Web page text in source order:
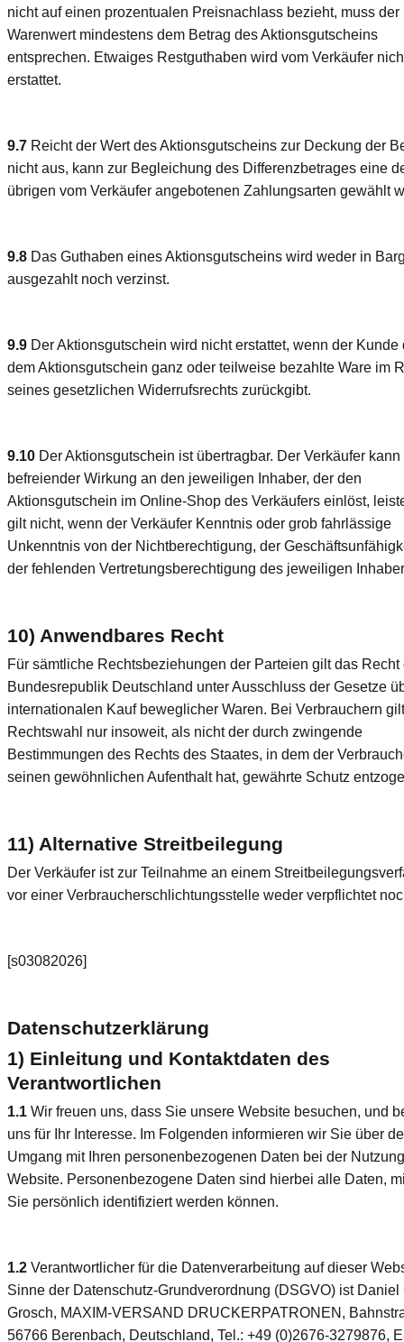
nicht auf einen prozentualen Preisnachlass bezieht, muss der
Warenwert mindestens dem Betrag des Aktionsgutscheins
entsprechen. Etwaiges Restguthaben wird vom Verkäufer
erstattet.
9.7 Reicht der Wert des Aktionsgutscheins zur Deckung der
nicht aus, kann zur Begleichung des Differenzbetrages eine
übrigen vom Verkäufer angebotenen Zahlungsarten gewählt
9.8 Das Guthaben eines Aktionsgutscheins wird weder in
ausgezahlt noch verzinst.
9.9 Der Aktionsgutschein wird nicht erstattet, wenn der Kunde
dem Aktionsgutschein ganz oder teilweise bezahlte Ware im
seines gesetzlichen Widerrufsrechts zurückgibt.
9.10 Der Aktionsgutschein ist übertragbar. Der Verkäufer kann
befreiender Wirkung an den jeweiligen Inhaber, der den
Aktionsgutschein im Online-Shop des Verkäufers einlöst,
gilt nicht, wenn der Verkäufer Kenntnis oder grob fahrlässige
Unkenntnis von der Nichtberechtigung, der
der fehlenden Vertretungsberechtigung des jeweiligen
10) Anwendbares Recht
Für sämtliche Rechtsbeziehungen der Parteien gilt das Recht
Bundesrepublik Deutschland unter Ausschluss der Gesetze
internationalen Kauf beweglicher Waren. Bei Verbrauchern
Rechtswahl nur insoweit, als nicht der durch zwingende
Bestimmungen des Rechts des Staates, in dem der
seinen gewöhnlichen Aufenthalt hat, gewährte Schutz
11) Alternative Streitbeilegung
Der Verkäufer ist zur Teilnahme an einem
vor einer Verbraucherschlichtungsstelle weder verpflichtet
[s03082026]
Datenschutzerklärung
1) Einleitung und Kontaktdaten des
Verantwortlichen
1.1 Wir freuen uns, dass Sie unsere Website besuchen, und
uns für Ihr Interesse. Im Folgenden informieren wir Sie über
Umgang mit Ihren personenbezogenen Daten bei der
Website. Personenbezogene Daten sind hierbei alle Daten,
Sie persönlich identifiziert werden können.
1.2 Verantwortlicher für die Datenverarbeitung auf dieser
Sinne der Datenschutz-Grundverordnung (DSGVO) ist Daniel
Grosch, MAXIM-VERSAND DRUCKERPATRONEN,
56766 Berenbach, Deutschland, Tel.: +49 (0)2676-3279876,